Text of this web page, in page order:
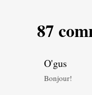
87
O'gus
Bonjour!